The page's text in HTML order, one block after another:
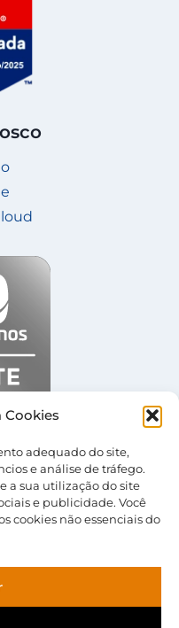
Cookies
adequado do site,
e análise de tráfego.
a sua utilização do site
e publicidade. Você
cookies não essenciais do
de Uso |Política